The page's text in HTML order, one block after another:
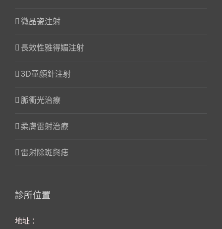
微晶瓷注射
長效性雅得媚注射
3D童顏針注射
脈衝光治療
柔膚雷射治療
雷射除斑與痣
診所位置
地址：